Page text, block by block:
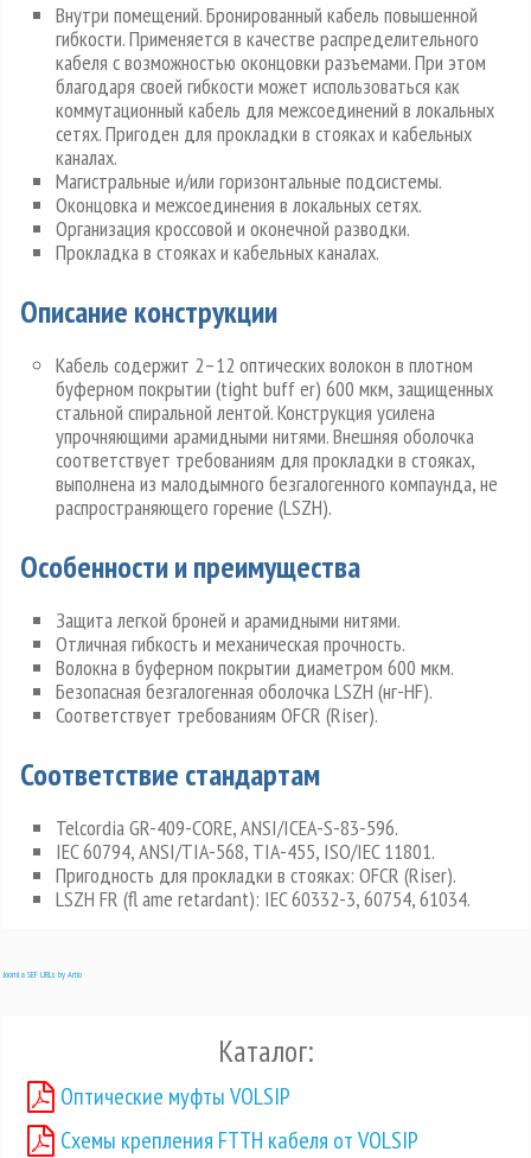
Внутри помещений. Бронированный кабель повышенной
гибкости. Применяется в качестве распределительного
кабеля с возможностью оконцовки разъемами. При этом
благодаря своей гибкости может использоваться как
коммутационный кабель для межсоединений в локальных
сетях. Пригоден для прокладки в стояках и кабельных
каналах.
Магистральные и/или горизонтальные подсистемы.
Оконцовка и межсоединения в локальных сетях.
Организация кроссовой и оконечной разводки.
Прокладка в стояках и кабельных каналах.
Описание конструкции
Кабель содержит 2–12 оптических волокон в плотном
буферном покрытии (tight buff er) 600 мкм, защищенных
стальной спиральной лентой. Конструкция усилена
упрочняющими арамидными нитями. Внешняя оболочка
соответствует требованиям для прокладки в стояках,
выполнена из малодымного безгалогенного компаунда, не
распространяющего горение (LSZH).
Особенности и преимущества
Защита легкой броней и арамидными нитями.
Отличная гибкость и механическая прочность.
Волокна в буферном покрытии диаметром 600 мкм.
Безопасная безгалогенная оболочка LSZH (нг-HF).
Соответствует требованиям OFCR (Riser).
Соответствие стандартам
Telcordia GR-409-CORE, ANSI/ICEA-S-83-596.
IEC 60794, ANSI/TIA-568, TIA-455, ISO/IEC 11801.
Пригодность для прокладки в стояках: OFCR (Riser).
LSZH FR (fl ame retardant): IEC 60332-3, 60754, 61034.
Joomla SEF URLs by Artio
Каталог:
Оптические муфты VOLSIP
Схемы крепления FTTH кабеля от VOLSIP